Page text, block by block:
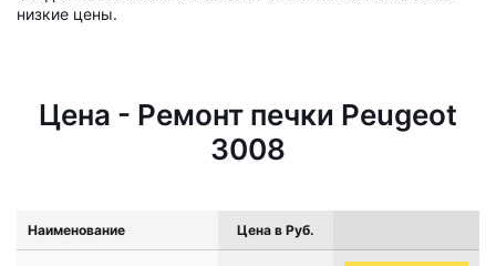
низкие цены.
Цена - Ремонт печки Peugeot
3008
Наименование Цена в Руб.